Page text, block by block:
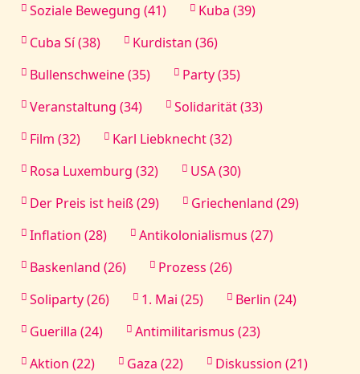
Soziale Bewegung (41)
Kuba (39)
Cuba Sí (38)
Kurdistan (36)
Bullenschweine (35)
Party (35)
Veranstaltung (34)
Solidarität (33)
Film (32)
Karl Liebknecht (32)
Rosa Luxemburg (32)
USA (30)
Der Preis ist heiß (29)
Griechenland (29)
Inflation (28)
Antikolonialismus (27)
Baskenland (26)
Prozess (26)
Soliparty (26)
1. Mai (25)
Berlin (24)
Guerilla (24)
Antimilitarismus (23)
Aktion (22)
Gaza (22)
Diskussion (21)